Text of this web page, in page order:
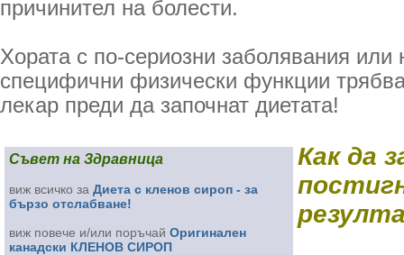
причинител на болести.
Хората с по-сериозни заболявания
специфични физически функции
лекар преди да започнат диетата!
Съвет на Здравница
виж всичко за Диета с кленов сироп - за
бързо отслабване!
виж повече и/или поръчай Оригинален
канадски КЛЕНОВ СИРОП
Как да